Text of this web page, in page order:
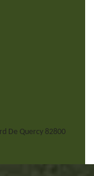
De Quercy 82800